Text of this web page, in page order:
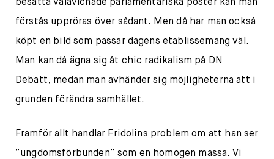
besätta välavlönade parlamentariska poster kan man
förstås uppröras över sådant. Men då har man också
köpt en bild som passar dagens etablissemang väl.
Man kan då ägna sig åt chic radikalism på DN
Debatt, medan man avhänder sig möjligheterna att i
grunden förändra samhället.
Framför allt handlar Fridolins problem om att han ser
”ungdomsförbunden” som en homogen massa. Vi